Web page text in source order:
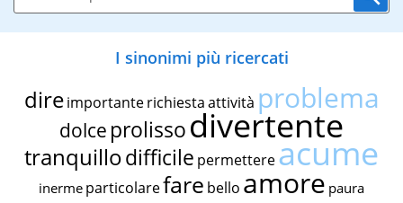
I sinonimi più ricercati
dire importante richiestaattività problema
dolce prolissodivertente
tranquillodifficile permettereacume
inerme particolarefare bello amore paura